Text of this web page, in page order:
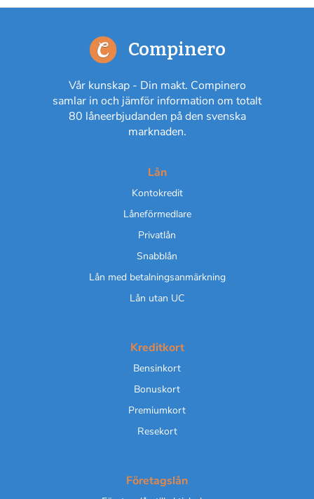
Compinero
Vår kunskap - Din makt. Compinero
samlar in och jämför information om totalt
80 låneerbjudanden på den svenska
marknaden.
Lån
Kontokredit
Låneförmedlare
Privatlån
Snabblån
Lån med betalningsanmärkning
Lån utan UC
Kreditkort
Bensinkort
Bonuskort
Premiumkort
Resekort
Företagslån